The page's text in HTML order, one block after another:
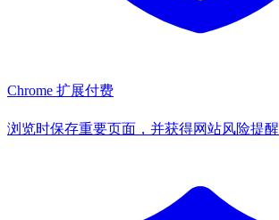
Chrome 扩展付费
浏览时保存重要页面，并获得网站风险提醒